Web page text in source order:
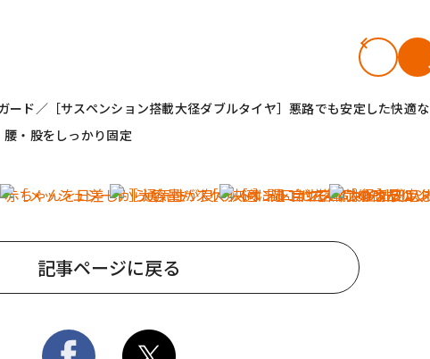
ード／［サスペンション搭載大径ダブルタイヤ］悪路でも安定した快適な
・股をしっかり固定
記事ページに戻る